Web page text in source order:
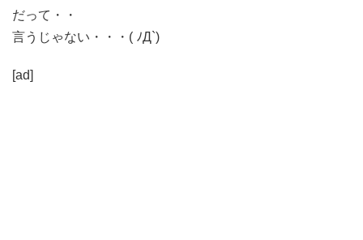
だって・・
言うじゃない・・・( ﾉД`)
[ad]